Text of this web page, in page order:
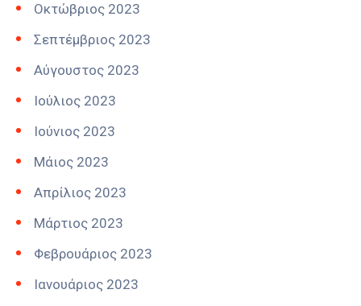
Οκτώβριος 2023
Σεπτέμβριος 2023
Αύγουστος 2023
Ιούλιος 2023
Ιούνιος 2023
Μάιος 2023
Απρίλιος 2023
Μάρτιος 2023
Φεβρουάριος 2023
Ιανουάριος 2023